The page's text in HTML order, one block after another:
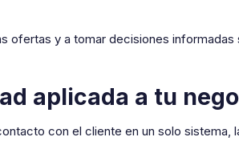
ofertas y a tomar decisiones informadas
aplicada a tu
con el cliente en un solo sistema,